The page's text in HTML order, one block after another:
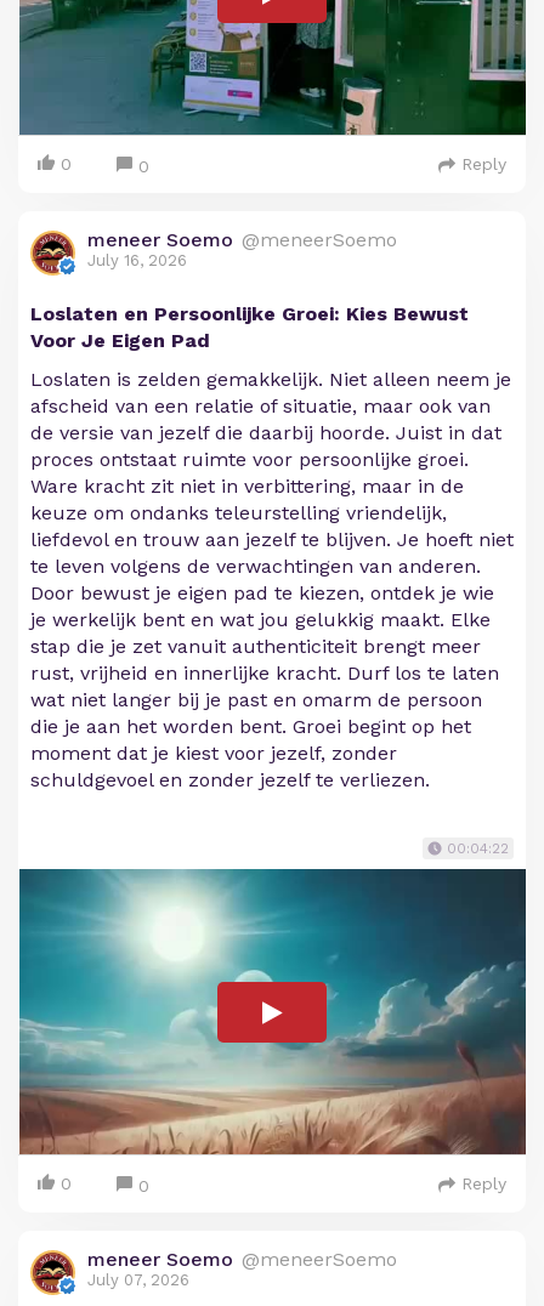
0 0 Reply
meneer Soemo @meneerSoemo
July 16, 2026
Loslaten en Persoonlijke Groei: Kies Bewust
Voor Je Eigen Pad
Loslaten is zelden gemakkelijk. Niet alleen neem je
afscheid van een relatie of situatie, maar ook van
de versie van jezelf die daarbij hoorde. Juist in dat
proces ontstaat ruimte voor persoonlijke groei.
Ware kracht zit niet in verbittering, maar in de
keuze om ondanks teleurstelling vriendelijk,
liefdevol en trouw aan jezelf te blijven. Je hoeft niet
te leven volgens de verwachtingen van anderen.
Door bewust je eigen pad te kiezen, ontdek je wie
je werkelijk bent en wat jou gelukkig maakt. Elke
stap die je zet vanuit authenticiteit brengt meer
rust, vrijheid en innerlijke kracht. Durf los te laten
wat niet langer bij je past en omarm de persoon
die je aan het worden bent. Groei begint op het
moment dat je kiest voor jezelf, zonder
schuldgevoel en zonder jezelf te verliezen.
00:04:22
0 0 Reply
meneer Soemo @meneerSoemo
July 07, 2026